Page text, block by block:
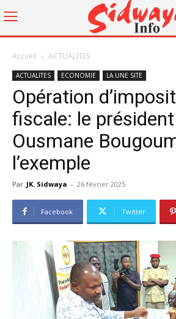
Accueil ACTUALITES
ACTUALITES ECONOMIE LA UNE SITE
Opération
fiscale: le président
Ousmane
l’exemple
Par JK. Sidwaya - 26 février 2025
Facebook Twitter